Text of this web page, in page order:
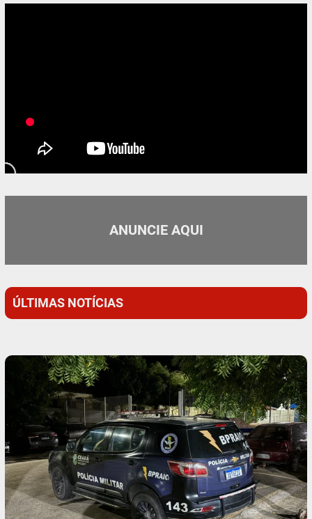
ANUNCIE AQUI
ÚLTIMAS NOTÍCIAS